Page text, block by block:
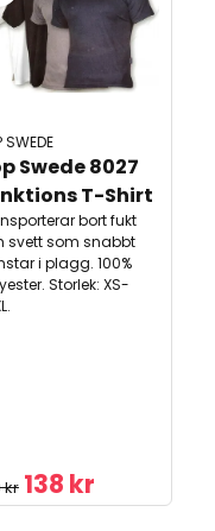
SWEDE
Swede 8027
T-Shirt
bort fukt
svett som snabbt
i plagg. 100%
Storlek: XS-
kr 138 kr